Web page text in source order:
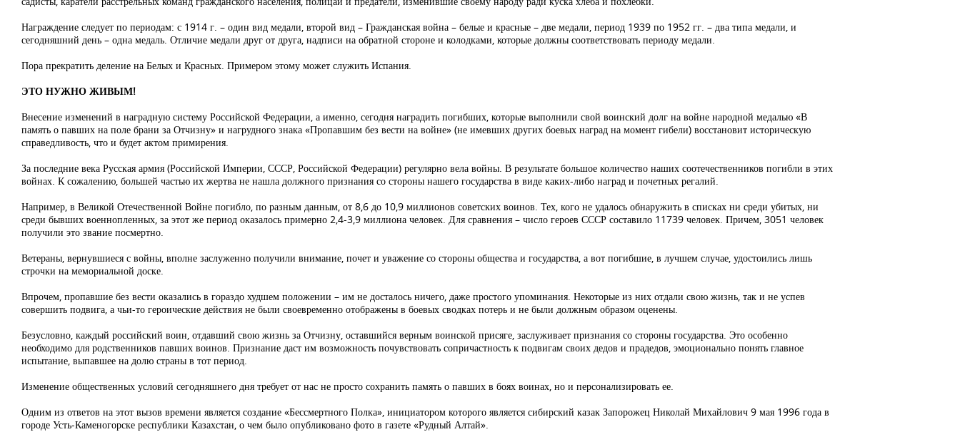
Награждение следует по периодам: с 1914 г. – один вид медали, второй вид – Гражданская война – белые и красные – две медали, период 1939 по 1952 гг. – два типа медали, и
сегодняшний день – одна медаль. Отличие медали друг от друга, надписи на обратной стороне и колодками, которые должны соответствовать периоду медали.
Пора прекратить деление на Белых и Красных. Примером этому может служить Испания.
ЭТО НУЖНО ЖИВЫМ!
Внесение изменений в наградную систему Российской Федерации, а именно, сегодня наградить погибших, которые выполнили свой воинский долг на войне народной медалью «В
память о павших на поле брани за Отчизну» и нагрудного знака «Пропавшим без вести на войне» (не имевших других боевых наград на момент гибели) восстановит историческую
справедливость, что и будет актом примирения.
За последние века Русская армия (Российской Империи, СССР, Российской Федерации) регулярно вела войны. В результате большое количество наших соотечественников погибли в этих
войнах. К сожалению, большей частью их жертва не нашла должного признания со стороны нашего государства в виде каких-либо наград и почетных регалий.
Например, в Великой Отечественной Войне погибло, по разным данным, от 8,6 до 10,9 миллионов советских воинов. Тех, кого не удалось обнаружить в списках ни среди убитых, ни
среди бывших военнопленных, за этот же период оказалось примерно 2,4-3,9 миллиона человек. Для сравнения – число героев СССР составило 11739 человек. Причем, 3051 человек
получили это звание посмертно.
Ветераны, вернувшиеся с войны, вполне заслуженно получили внимание, почет и уважение со стороны общества и государства, а вот погибшие, в лучшем случае, удостоились лишь
строчки на мемориальной доске.
Впрочем, пропавшие без вести оказались в гораздо худшем положении – им не досталось ничего, даже простого упоминания. Некоторые из них отдали свою жизнь, так и не успев
совершить подвига, а чьи-то героические действия не были своевременно отображены в боевых сводках потерь и не были должным образом оценены.
Безусловно, каждый российский воин, отдавший свою жизнь за Отчизну, оставшийся верным воинской присяге, заслуживает признания со стороны государства. Это особенно
необходимо для родственников павших воинов. Признание даст им возможность почувствовать сопричастность к подвигам своих дедов и прадедов, эмоционально понять главное
испытание, выпавшее на долю страны в тот период.
Изменение общественных условий сегодняшнего дня требует от нас не просто сохранить память о павших в боях воинах, но и персонализировать ее.
Одним из ответов на этот вызов времени является создание «Бессмертного Полка», инициатором которого является сибирский казак Запорожец Николай Михайлович 9 мая 1996 года в
городе Усть-Каменогорске республики Казахстан, о чем было опубликовано фото в газете «Рудный Алтай».